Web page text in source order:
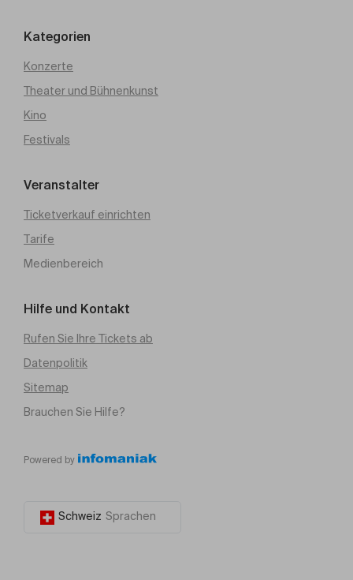
Kategorien
Konzerte
Theater und Bühnenkunst
Kino
Festivals
Veranstalter
Ticketverkauf einrichten
Tarife
Medienbereich
Hilfe und Kontakt
Rufen Sie Ihre Tickets ab
Datenpolitik
Sitemap
Brauchen Sie Hilfe?
Powered by
Schweiz Sprachen